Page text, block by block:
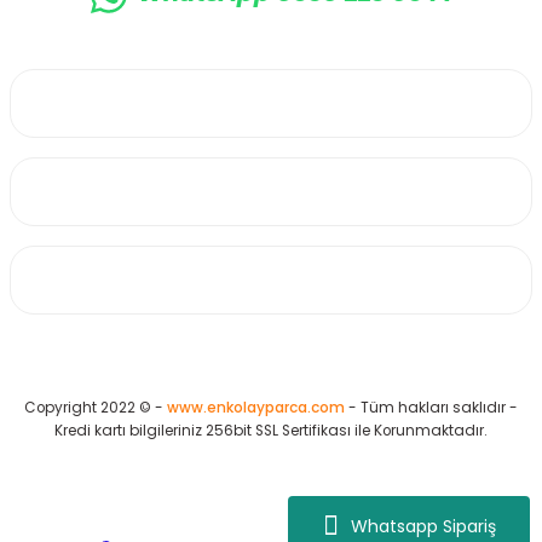
Whatsapp Sipariş
Copyright 2022 © - www.enkolayparca.com - Tüm hakları saklıdır -
Kredi kartı bilgileriniz 256bit SSL Sertifikası ile Korunmaktadır.